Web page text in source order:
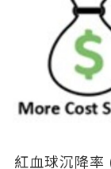
紅血球沉降率